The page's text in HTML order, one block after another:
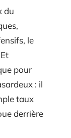
du
le
pour
: il
taux
derrière